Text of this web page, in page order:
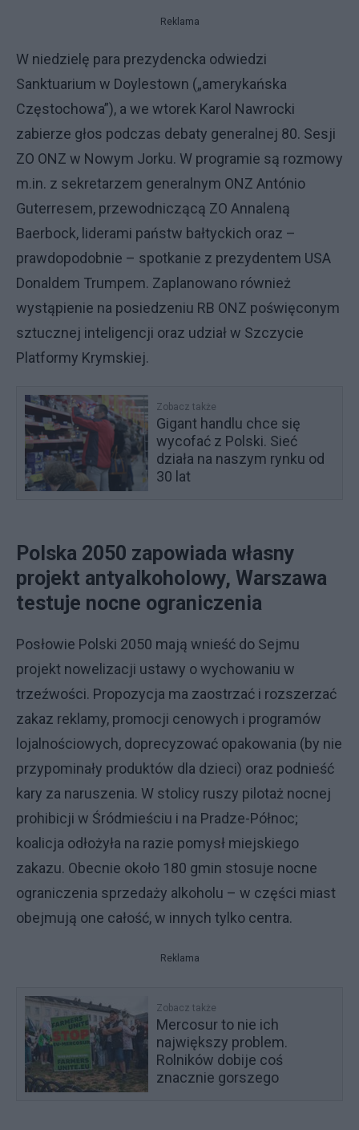
Reklama
W niedzielę para prezydencka odwiedzi
Sanktuarium w Doylestown („amerykańska
Częstochowa”), a we wtorek Karol Nawrocki
zabierze głos podczas debaty generalnej 80. Sesji
ZO ONZ w Nowym Jorku. W programie są rozmowy
m.in. z sekretarzem generalnym ONZ António
Guterresem, przewodniczącą ZO Annaleną
Baerbock, liderami państw bałtyckich oraz –
prawdopodobnie – spotkanie z prezydentem USA
Donaldem Trumpem. Zaplanowano również
wystąpienie na posiedzeniu RB ONZ poświęconym
sztucznej inteligencji oraz udział w Szczycie
Platformy Krymskiej.
Zobacz także
Gigant handlu chce się
wycofać z Polski. Sieć
działa na naszym rynku od
30 lat
Polska 2050 zapowiada własny
projekt antyalkoholowy, Warszawa
testuje nocne ograniczenia
Posłowie Polski 2050 mają wnieść do Sejmu
projekt nowelizacji ustawy o wychowaniu w
trzeźwości. Propozycja ma zaostrzać i rozszerzać
zakaz reklamy, promocji cenowych i programów
lojalnościowych, doprecyzować opakowania (by nie
przypominały produktów dla dzieci) oraz podnieść
kary za naruszenia. W stolicy ruszy pilotaż nocnej
prohibicji w Śródmieściu i na Pradze-Północ;
koalicja odłożyła na razie pomysł miejskiego
zakazu. Obecnie około 180 gmin stosuje nocne
ograniczenia sprzedaży alkoholu – w części miast
obejmują one całość, w innych tylko centra.
Reklama
Zobacz także
Mercosur to nie ich
największy problem.
Rolników dobije coś
znacznie gorszego